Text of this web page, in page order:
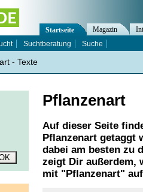
Pflanzenart
Auf dieser Seite
Pflanzenart getaggt
dabei am besten zu
zeigt Dir außerdem,
mit " Pflanzenart"
Startseite Magazin
Suchtberatung Suche
- Texte